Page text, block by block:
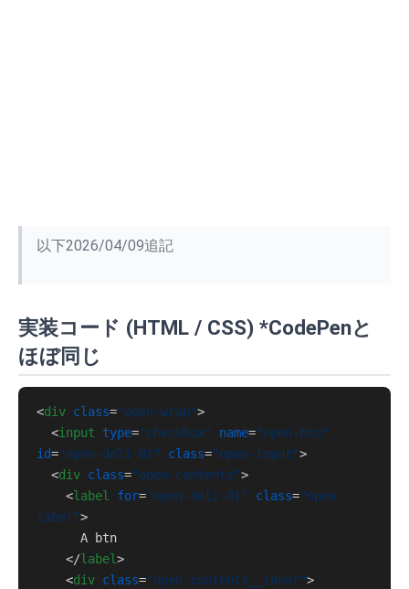
以下2026/04/09追記
実装コード (HTML / CSS) *CodePenと
ほぼ同じ
<div class="open-wrap">
<input type="checkbox" name="open-btn"
id="open-deli-01" class="open-input">
<div class="open-contents">
<label for="open-deli-01" class="open-
label">
</label>
<div class="open-contents__inner">